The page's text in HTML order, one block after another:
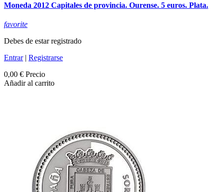
Moneda 2012 Capitales de provincia. Ourense. 5 euros. Plata.
favorite
Debes de estar registrado
Entrar| Registrarse
0,00 € Precio
Añadir al carrito